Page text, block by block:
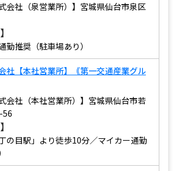
会社（泉営業所）】宮城県仙台市泉区
勤推奨（駐車場あり）
社【本社営業所】｟第一交通産業グル
会社（本社営業所）】宮城県仙台市若
56
の目駅」より徒歩10分／マイカー通勤